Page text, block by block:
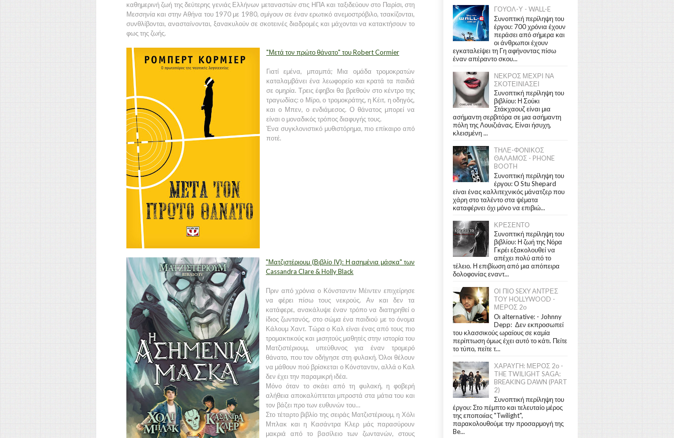
καθημερινή ζωή της δεύτερης γενιάς Ελλήνων μεταναστών στις ΗΠΑ και ταξιδεύουν στο Παρίσι, στη
Μεσσηνία και στην Αθήνα του 1970 με 1980, σμίγουν σε έναν ερωτικό ανεμοστρόβιλο, τσακίζονται,
συνθλίβονται, ανασταίνονται, ξανακυλούν σε σκοτεινές διαδρομές και μάχονται να κατακτήσουν το
φως της ζωής.
"Μετά τον πρώτο θάνατο" του Robert Cormier
Γιατί εμένα, μπαμπά; Μια ομάδα τρομοκρατών
καταλαμβάνει ένα λεωφορείο και κρατά τα παιδιά
σε ομηρία. Τρεις έφηβοι θα βρεθούν στο κέντρο της
τραγωδίας: ο Μίρο, ο τρομοκράτης, η Κέιτ, η οδηγός,
και ο Μπεν, ο ενδιάμεσος. Ο θάνατος μπορεί να
είναι ο μοναδικός τρόπος διαφυγής τους.
Ένα συγκλονιστικό μυθιστόρημα, πιο επίκαιρο από
ποτέ.
"Ματζιστέριουμ (Βιβλίο IV): Η ασημένια μάσκα" των
Cassandra Clare & Holly Black
Πριν από χρόνια ο Κόνσταντιν Μέιντεν επιχείρησε
να φέρει πίσω τους νεκρούς. Αν και δεν τα
κατάφερε, ανακάλυψε έναν τρόπο να διατηρηθεί ο
ίδιος ζωντανός, στο σώμα ένα παιδιού με το όνομα
Κάλουμ Χαντ. Τώρα ο Καλ είναι ένας από τους πιο
τρομακτικούς και μισητούς μαθητές στην ιστορία του
Ματζιστέριουμ, υπεύθυνος για έναν τρομερό
θάνατο, που τον οδήγησε στη φυλακή. Όλοι θέλουν
να μάθουν πού βρίσκεται ο Κόνσταντιν, αλλά ο Καλ
δεν έχει την παραμικρή ιδέα.
Μόνο όταν το σκάει από τη φυλακή, η φοβερή
αλήθεια αποκαλύπτεται μπροστά στα μάτια του και
τον βάζει προ των ευθυνών του…
Στο τέταρτο βιβλίο της σειράς Ματζιστέριουμ, η Χόλι
Μπλακ και η Κασάντρα Κλερ μάς παρασύρουν
μακριά από το βασίλειο των ζωντανών, στους
ΓΟΥΟΛ-Υ - WALL-E
Συνοπτική περίληψη του
έργου: 700 χρόνια έχουν
περάσει από σήμερα και
οι άνθρωποι έχουν
εγκαταλείψει τη Γη αφήνοντας πίσω
έναν απέραντο σκου...
ΝΕΚΡΟΣ ΜΕΧΡΙ ΝΑ
ΣΚΟΤΕΙΝΙΑΣΕΙ
Συνοπτική περίληψη του
βιβλίου: Η Σούκι
Στάκχαουζ είναι μια
ασήμαντη σερβιτόρα σε μια ασήμαντη
πόλη της Λουιζιάνας. Είναι ήσυχη,
κλεισμένη ...
ΤΗΛΕ-ΦΟΝΙΚΟΣ
ΘΑΛΑΜΟΣ - PHONE
BOOTH
Συνοπτική περίληψη του
έργου: Ο Stu Shepard
είναι ένας καλλιτεχνικός μάνατζερ που
χάρη στο ταλέντο στα ψέματα
καταφέρνει όχι μόνο να επιβιώ...
ΚΡΕΣΕΝΤΟ
Συνοπτική περίληψη του
βιβλίου: Η ζωή της Νόρα
Γκρέι εξακολουθεί να
απέχει πολύ από το
τέλειο. Η επιβίωση από μια απόπειρα
δολοφονίας εναντ...
ΟΙ ΠΙΟ SEXY ΑΝΤΡΕΣ
ΤΟΥ HOLLYWOOD -
ΜΕΡΟΣ 2ο
Οι alternative: - Johnny
Depp: Δεν εκπροσωπεί
του κλασσικούς ωραίους σε καμία
περίπτωση όμως έχει αυτό το κάτι. Πείτε
το τύπο, πείτε τ...
ΧΑΡΑΥΓΗ: ΜΕΡΟΣ 2ο -
THE TWILIGHT SAGA:
BREAKING DAWN (PART
2)
Συνοπτική περίληψη του
έργου: Στο πέμπτο και τελευταίο μέρος
της εποποιίας "Twilight",
παρακολουθούμε την προσαρμογή της
Be...